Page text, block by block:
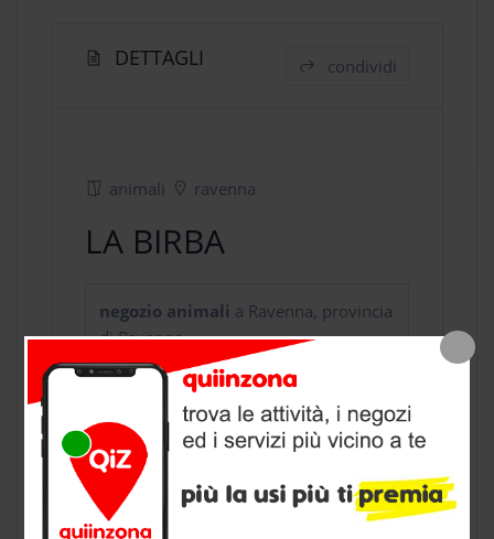
DETTAGLI condividi
animali ravenna
LA BIRBA
negozio animali a Ravenna, provincia
di Ravenna
CONTATTI